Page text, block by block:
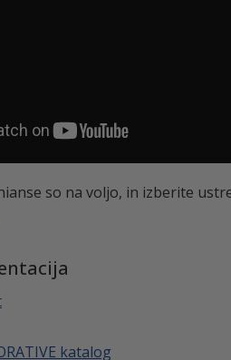
so na voljo, in izberite
katalog